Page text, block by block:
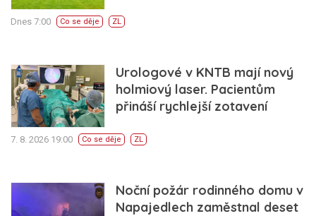
Dnes 7:00 Co se děje ZL
Urologové v KNTB mají nový
holmiový laser. Pacientům
přináší rychlejší zotavení
7. 8. 2026 19:00 Co se děje ZL
Noční požár rodinného domu v
Napajedlech zaměstnal deset